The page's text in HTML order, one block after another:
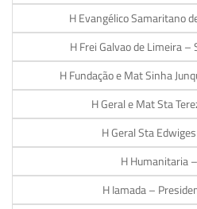
H Evangélico Samaritano
H Frei Galvao de Limeira –
H Fundação e Mat Sinha
H Geral e Mat Sta
H Geral Sta
H Humanitaria
H Iamada –